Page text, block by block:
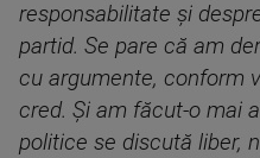
responsabilitate şi
partid. Se pare că am
cu argumente, conform
cred. Şi am făcut-o mai
politice se discută liber,